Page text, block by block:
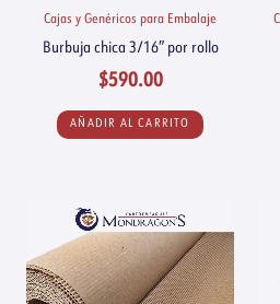
Cajas y Genéricos para Embalaje
Burbuja chica 3/16″ por rollo
$590.00
AÑADIR AL CARRITO